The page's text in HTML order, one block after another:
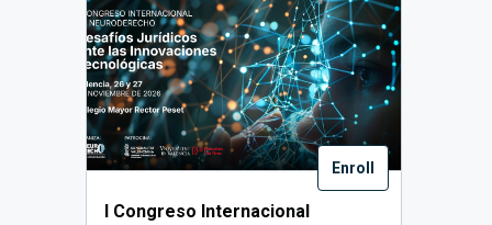
Enroll
I Congreso Internacional